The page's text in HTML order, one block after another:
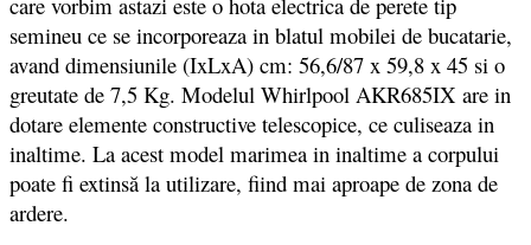
semineu ce se incorporeaza in blatul mobilei de bucatarie,
avand dimensiunile (IxLxA) cm: 56,6/87 x 59,8 x 45 si o
greutate de 7,5 Kg. Modelul Whirlpool AKR685IX are in
dotare elemente constructive telescopice, ce culiseaza in
inaltime. La acest model marimea in inaltime a corpului
poate fi extinsă la utilizare, fiind mai aproape de zona de
ardere.